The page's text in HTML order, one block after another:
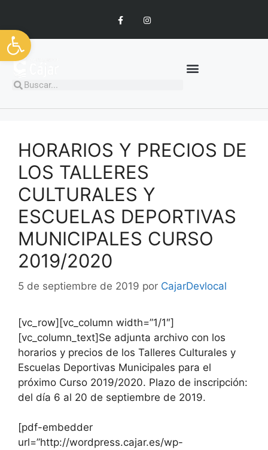
Abrir barra de herramientas
HORARIOS Y PRECIOS DE
LOS TALLERES
CULTURALES Y
ESCUELAS DEPORTIVAS
MUNICIPALES CURSO
2019/2020
5 de septiembre de 2019 por CajarDevlocal
[vc_row][vc_column width=”1/1″]
[vc_column_text]Se adjunta archivo con los
horarios y precios de los Talleres Culturales y
Escuelas Deportivas Municipales para el
próximo Curso 2019/2020. Plazo de inscripción:
del día 6 al 20 de septiembre de 2019.
[pdf-embedder
url=”http://wordpress.cajar.es/wp-